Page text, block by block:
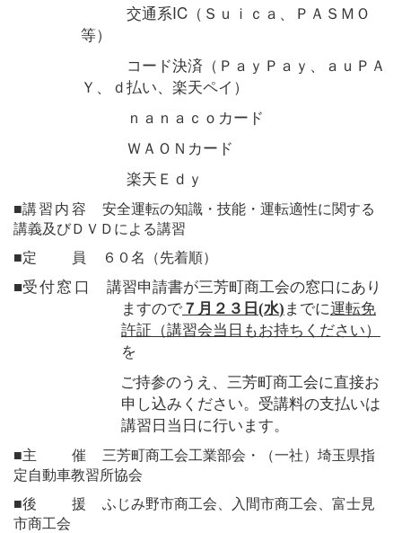
交通系IC （Ｓｕｉｃａ、ＰＡＳＭＯ
等）
コード決済（ＰａｙＰａｙ、ａｕＰＡ
Ｙ、ｄ払い、楽天ペイ）
ｎａｎａｃｏカード
ＷＡＯＮカード
楽天Ｅｄｙ
■講習内容
安全運転の知識・技能・運転適性に関する
講義及びＤＶＤによる講習
■定 員 ６０名（先着順）
■受付窓口
講習申請書が三芳町商工会の窓口にあり
ますので ７月２３日 (水) までに運転免
許証（講習会当日もお持ちください）
を
ご持参のうえ、三芳町商工会に直接お
申し込みください。受講料の支払いは
講習日当日に行います。
■主 催
三芳町商工会工業部会・（一社）埼玉県指
定自動車教習所協会
■後 援
ふじみ野市商工会、入間市商工会、富士見
市商工会